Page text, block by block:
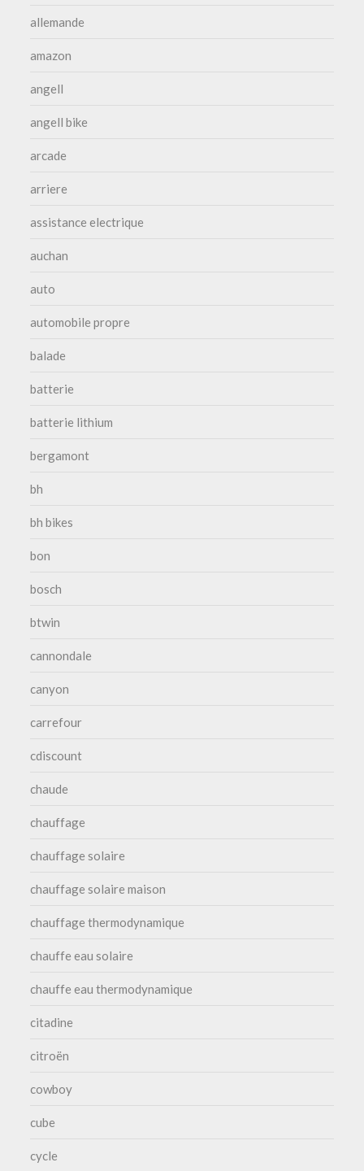
allemande
amazon
angell
angell bike
arcade
arriere
assistance electrique
auchan
auto
automobile propre
balade
batterie
batterie lithium
bergamont
bh
bh bikes
bon
bosch
btwin
cannondale
canyon
carrefour
cdiscount
chaude
chauffage
chauffage solaire
chauffage solaire maison
chauffage thermodynamique
chauffe eau solaire
chauffe eau thermodynamique
citadine
citroën
cowboy
cube
cycle